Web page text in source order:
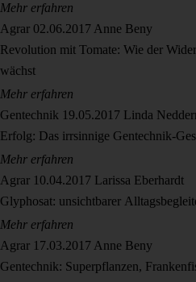
Mehr erfahren
Agrar 02.06.2017 Anne Beny
Revolution mit Tomate: Wie der
wächst
Mehr erfahren
Gentechnik 19.05.2017 Linda
Erfolg: Das irrsinnige Gentechnik-
Mehr erfahren
Agrar 10.04.2017 Larissa Eberhardt
Glyphosat: unsichtbarer
Mehr erfahren
Agrar 17.03.2017 Anne Beny
Gentechnik: Superpflanzen,